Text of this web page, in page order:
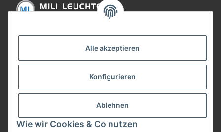
Alle akzeptieren
Konfigurieren
Ablehnen
Wie wir Cookies & Co nutzen
Gesetzliche Informationen
Bezahlung